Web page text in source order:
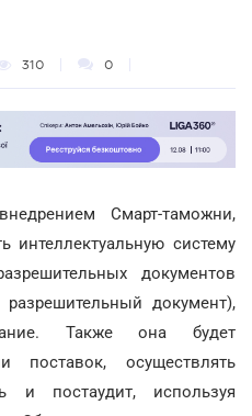
310 0
Смарт-таможни,
интеллектуальную систему
документов
разрешительный документ),
Также она будет
поставок, осуществлять
и постаудит, используя